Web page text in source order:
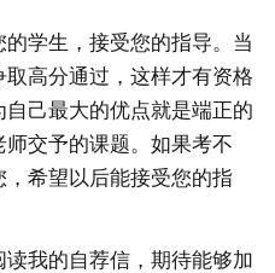
学生，接受您的指导。当
高分通过，这样才有资格
己最大的优点就是端正的
交予的课题。如果考不
希望以后能接受您的指
我的自荐信，期待能够加